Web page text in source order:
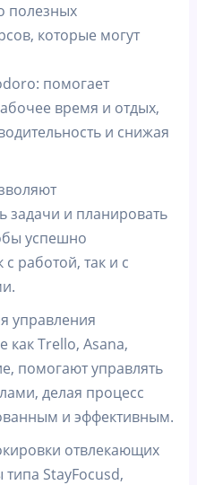
полезных
которые могут
помогает
время и отдых,
и снижая
задачи и планировать
успешно
с работой, так и с
управления
как Trello, Asana,
помогают управлять
делая процесс
и эффективным.
отвлекающих
типа StayFocusd,